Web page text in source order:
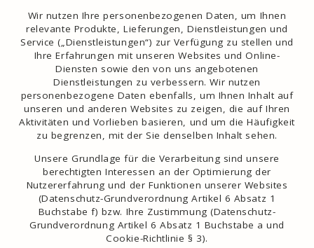
Wir nutzen Ihre personenbezogenen Daten, um Ihnen
relevante Produkte, Lieferungen, Dienstleistungen und
Service („Dienstleistungen“) zur Verfügung zu stellen und
Ihre Erfahrungen mit unseren Websites und Online-
Diensten sowie den von uns angebotenen
Dienstleistungen zu verbessern. Wir nutzen
personenbezogene Daten ebenfalls, um Ihnen Inhalt auf
unseren und anderen Websites zu zeigen, die auf Ihren
Aktivitäten und Vorlieben basieren, und um die Häufigkeit
zu begrenzen, mit der Sie denselben Inhalt sehen.
Unsere Grundlage für die Verarbeitung sind unsere
berechtigten Interessen an der Optimierung der
Nutzererfahrung und der Funktionen unserer Websites
(Datenschutz-Grundverordnung Artikel 6 Absatz 1
Buchstabe f) bzw. Ihre Zustimmung (Datenschutz-
Grundverordnung Artikel 6 Absatz 1 Buchstabe a und
Cookie-Richtlinie § 3).